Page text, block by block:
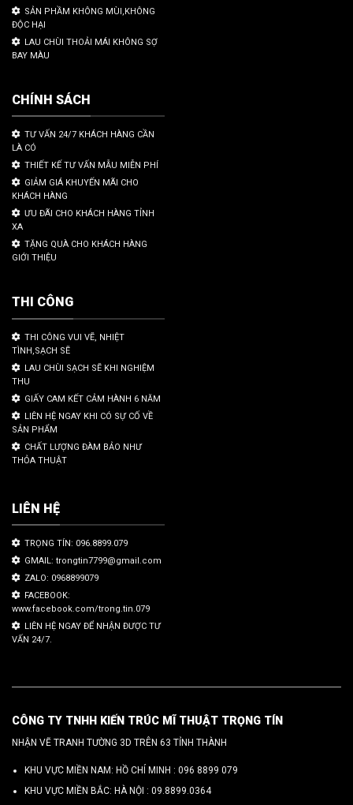
SẢN PHẦM KHÔNG MÙI,KHÔNG
ĐỘC HẠI
LAU CHÙI THOẢI MÁI KHÔNG SỢ
BAY MÀU
CHÍNH SÁCH
TƯ VẤN 24/7 KHÁCH HÀNG CẦN
LÀ CÓ
THIẾT KẾ TƯ VẤN MẪU MIỄN PHÍ
GIẢM GIÁ KHUYẾN MÃI CHO
KHÁCH HÀNG
ƯU ĐÃI CHO KHÁCH HÀNG TỈNH
XA
TẶNG QUÀ CHO KHÁCH HÀNG
GIỚI THIỆU
THI CÔNG
THI CÔNG VUI VẼ, NHIỆT
TÌNH,SẠCH SẼ
LAU CHÙI SẠCH SẼ KHI NGHIỆM
THU
GIẤY CAM KẾT CẢM HÀNH 6 NĂM
LIÊN HỆ NGAY KHI CÓ SỰ CỐ VỀ
SẢN PHẨM
CHẤT LƯỢNG ĐÀM BẢO NHƯ
THỎA THUẬT
LIÊN HỆ
TRỌNG TÍN: 096.8899.079
GMAIL: trongtin7799@gmail.com
ZALO: 0968899079
FACEBOOK:
www.facebook.com/trong.tin.079
LIÊN HỆ NGAY ĐỂ NHẬN ĐƯỢC TƯ
VẤN 24/7.
CÔNG TY TNHH KIẾN TRÚC MĨ THUẬT TRỌNG TÍN
NHẬN VẼ TRANH TƯỜNG 3D TRÊN 63 TỈNH THÀNH
KHU VỰC MIỀN NAM: HỒ CHÍ MINH : 096 8899 079
KHU VỰC MIỀN BẮC: HÀ NỘI : 09.8899.0364